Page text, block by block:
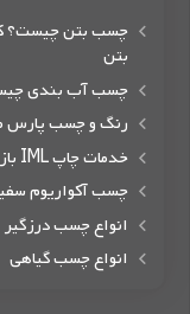
چسب بتن چیست؟
بتن
چسب آب بندی
رنگ و چسب پارس
خدمات چاپ IML بازرگانی خدیو
چسب آکواریوم
انواع چسب درزگیر
انواع چسب گیاهی